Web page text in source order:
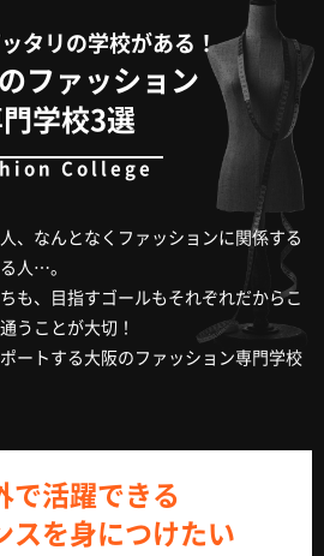
タリの学校がある！
ファッション
学校3選
、なんとなくファッションに関係する
人…。
も、目指すゴールもそれぞれだからこ
うことが大切！
ートする大阪のファッション専門学校
で活躍できる
スを身につけたい